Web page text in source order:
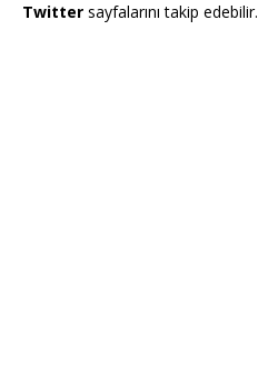
Twitter sayfalarını takip edebilir.